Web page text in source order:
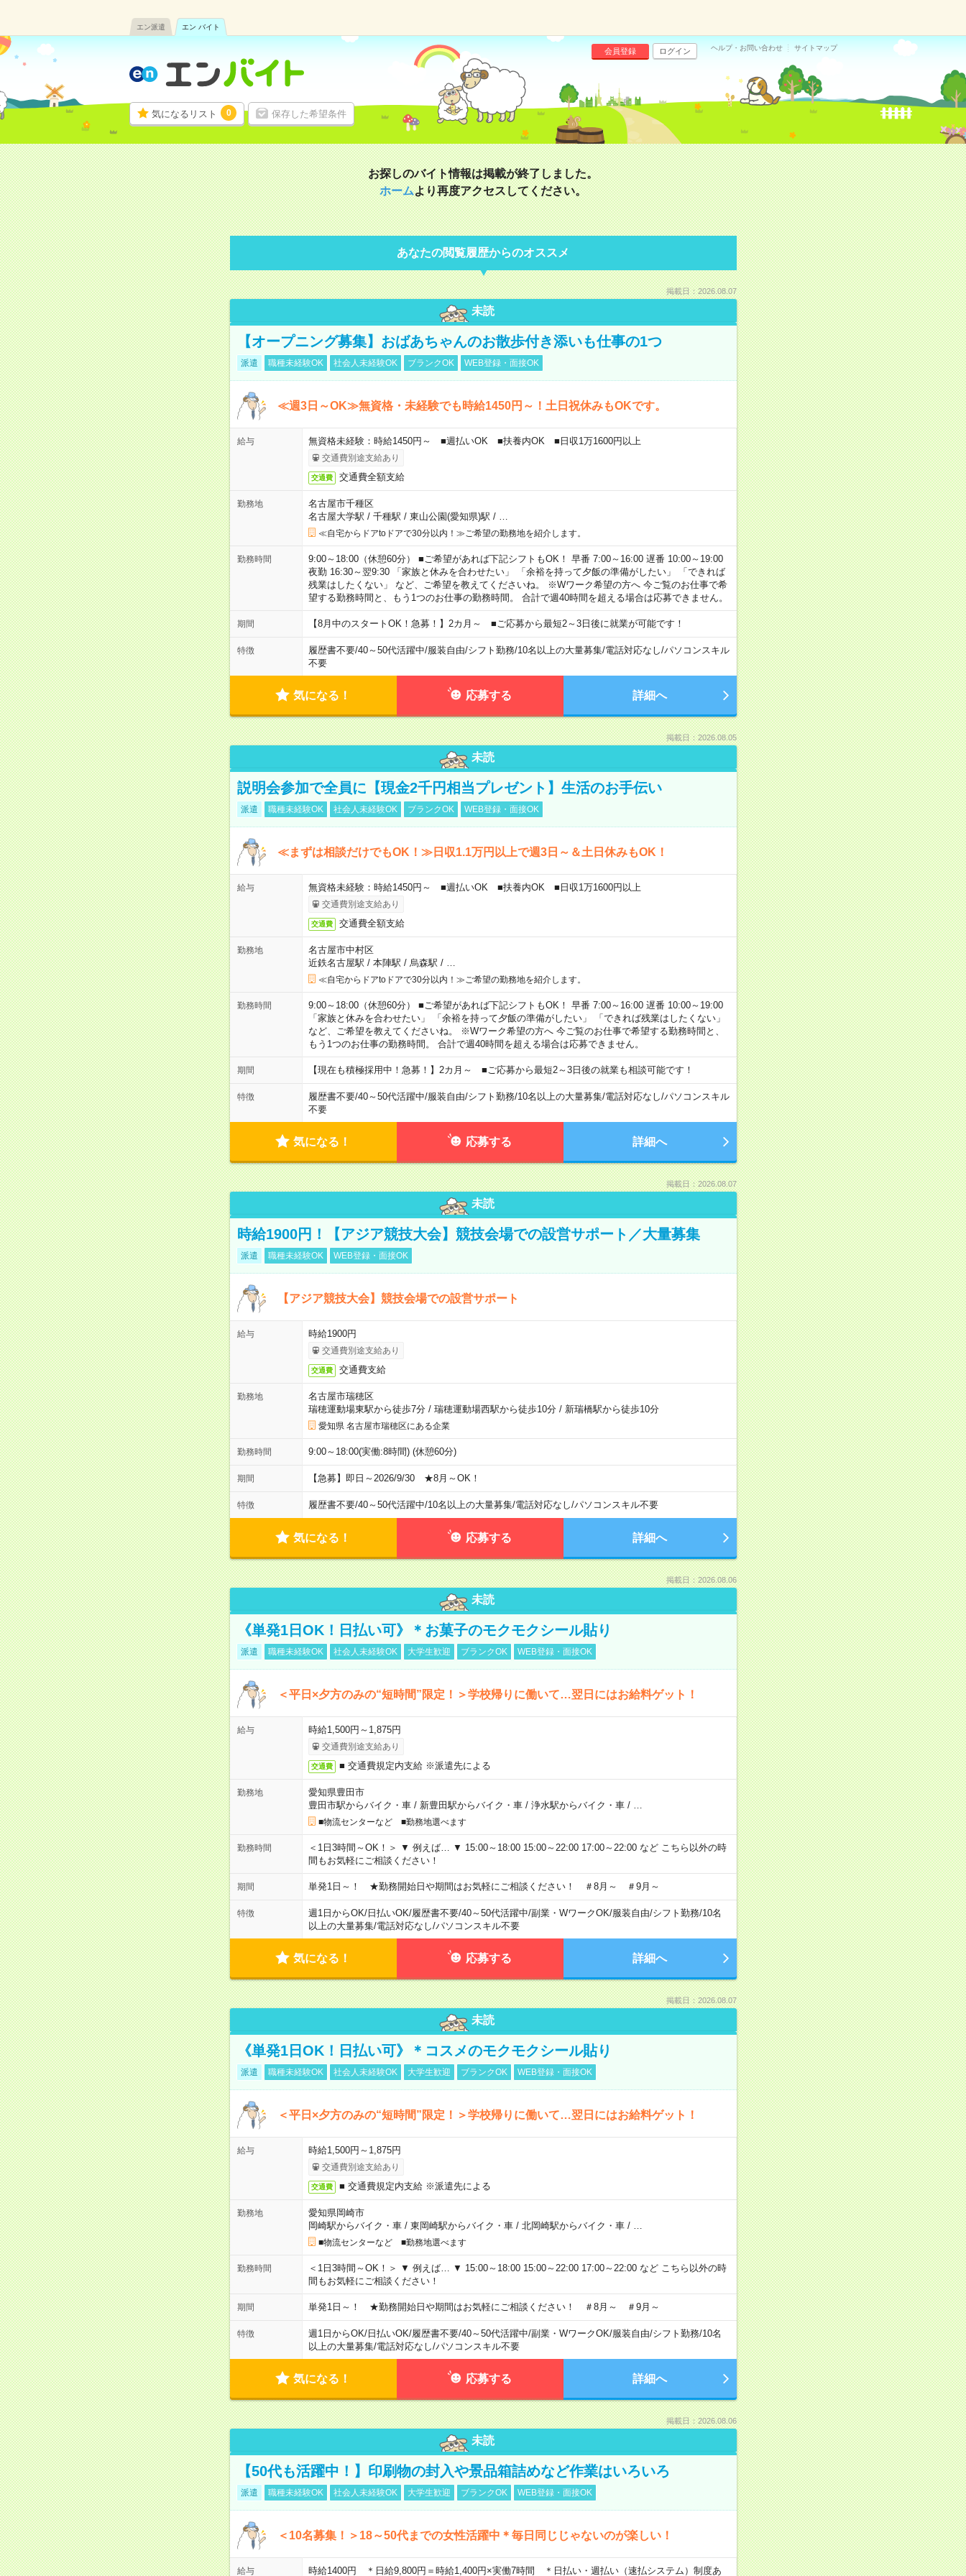
エン派遣 エン バイト
気になるリスト 0 保存した希望条件
会員登録 ログイン ヘルプ・お問い合わせ サイトマップ
お探しのバイト情報は掲載が終了しました。
ホームより再度アクセスしてください。
あなたの閲覧履歴からのオススメ
掲載日：2026.08.07
未読
【オープニング募集】おばあちゃんのお散歩付き添いも仕事の1つ
派遣 職種未経験OK 社会人未経験OK ブランクOK WEB登録・面接OK
≪週3日～OK≫無資格・未経験でも時給1450円～！土日祝休みもOKです。
給与 無資格未経験：時給1450円～ ■週払いOK ■扶養内OK ■日収1万1600円以上
交通費別途支給あり
交通費 交通費全額支給
勤務地
名古屋市千種区
名古屋大学駅 / 千種駅 / 東山公園(愛知県)駅 / …
≪自宅からドアtoドアで30分以内！≫ご希望の勤務地を紹介します。
勤務時間
9:00～18:00（休憩60分） ■ご希望があれば下記シフトもOK！ 早番 7:00～16:00 遅番 10:00～19:00
夜勤 16:30～翌9:30 「家族と休みを合わせたい」 「余裕を持って夕飯の準備がしたい」 「できれば
残業はしたくない」 など、ご希望を教えてくださいね。 ※Wワーク希望の方へ 今ご覧のお仕事で希
望する勤務時間と、もう1つのお仕事の勤務時間。 合計で週40時間を超える場合は応募できません。
期間 【8月中のスタートOK！急募！】2カ月～ ■ご応募から最短2～3日後に就業が可能です！
特徴 履歴書不要/40～50代活躍中/服装自由/シフト勤務/10名以上の大量募集/電話対応なし/パソコンスキル
不要
気になる！ 応募する 詳細へ
掲載日：2026.08.05
未読
説明会参加で全員に【現金2千円相当プレゼント】生活のお手伝い
派遣 職種未経験OK 社会人未経験OK ブランクOK WEB登録・面接OK
≪まずは相談だけでもOK！≫日収1.1万円以上で週3日～＆土日休みもOK！
給与 無資格未経験：時給1450円～ ■週払いOK ■扶養内OK ■日収1万1600円以上
交通費別途支給あり
交通費 交通費全額支給
勤務地
名古屋市中村区
近鉄名古屋駅 / 本陣駅 / 烏森駅 / …
≪自宅からドアtoドアで30分以内！≫ご希望の勤務地を紹介します。
勤務時間
9:00～18:00（休憩60分） ■ご希望があれば下記シフトもOK！ 早番 7:00～16:00 遅番 10:00～19:00
「家族と休みを合わせたい」 「余裕を持って夕飯の準備がしたい」 「できれば残業はしたくない」
など、ご希望を教えてくださいね。 ※Wワーク希望の方へ 今ご覧のお仕事で希望する勤務時間と、
もう1つのお仕事の勤務時間。 合計で週40時間を超える場合は応募できません。
期間 【現在も積極採用中！急募！】2カ月～ ■ご応募から最短2～3日後の就業も相談可能です！
特徴 履歴書不要/40～50代活躍中/服装自由/シフト勤務/10名以上の大量募集/電話対応なし/パソコンスキル
不要
気になる！ 応募する 詳細へ
掲載日：2026.08.07
未読
時給1900円！【アジア競技大会】競技会場での設営サポート／大量募集
派遣 職種未経験OK WEB登録・面接OK
【アジア競技大会】競技会場での設営サポート
給与 時給1900円
交通費別途支給あり
交通費 交通費支給
勤務地
名古屋市瑞穂区
瑞穂運動場東駅から徒歩7分/ 瑞穂運動場西駅から徒歩10分/ 新瑞橋駅から徒歩10分
愛知県 名古屋市瑞穂区にある企業
勤務時間 9:00～18:00(実働:8時間) (休憩60分)
期間 【急募】即日～2026/9/30 ★8月～OK！
特徴 履歴書不要/40～50代活躍中/10名以上の大量募集/電話対応なし/パソコンスキル不要
気になる！ 応募する 詳細へ
掲載日：2026.08.06
未読
《単発1日OK！日払い可》＊お菓子のモクモクシール貼り
派遣 職種未経験OK 社会人未経験OK 大学生歓迎 ブランクOK WEB登録・面接OK
＜平日×夕方のみの“短時間”限定！＞学校帰りに働いて…翌日にはお給料ゲット！
給与 時給1,500円～1,875円
交通費別途支給あり
交通費 ■ 交通費規定内支給 ※派遣先による
勤務地
愛知県豊田市
豊田市駅からバイク・車/ 新豊田駅からバイク・車/ 浄水駅からバイク・車/ …
■物流センターなど ■勤務地選べます
勤務時間
＜1日3時間～OK！＞ ▼ 例えば… ▼ 15:00～18:00 15:00～22:00 17:00～22:00 など こちら以外の時
間もお気軽にご相談ください！
期間 単発1日～！ ★勤務開始日や期間はお気軽にご相談ください！ ＃8月～ ＃9月～
特徴 週1日からOK/日払いOK/履歴書不要/40～50代活躍中/副業・WワークOK/服装自由/シフト勤務/10名
以上の大量募集/電話対応なし/パソコンスキル不要
気になる！ 応募する 詳細へ
掲載日：2026.08.07
未読
《単発1日OK！日払い可》＊コスメのモクモクシール貼り
派遣 職種未経験OK 社会人未経験OK 大学生歓迎 ブランクOK WEB登録・面接OK
＜平日×夕方のみの“短時間”限定！＞学校帰りに働いて…翌日にはお給料ゲット！
給与 時給1,500円～1,875円
交通費別途支給あり
交通費 ■ 交通費規定内支給 ※派遣先による
勤務地
愛知県岡崎市
岡崎駅からバイク・車/ 東岡崎駅からバイク・車/ 北岡崎駅からバイク・車/ …
■物流センターなど ■勤務地選べます
勤務時間
＜1日3時間～OK！＞ ▼ 例えば… ▼ 15:00～18:00 15:00～22:00 17:00～22:00 など こちら以外の時
間もお気軽にご相談ください！
期間 単発1日～！ ★勤務開始日や期間はお気軽にご相談ください！ ＃8月～ ＃9月～
特徴 週1日からOK/日払いOK/履歴書不要/40～50代活躍中/副業・WワークOK/服装自由/シフト勤務/10名
以上の大量募集/電話対応なし/パソコンスキル不要
気になる！ 応募する 詳細へ
掲載日：2026.08.06
未読
【50代も活躍中！】印刷物の封入や景品箱詰めなど作業はいろいろ
派遣 職種未経験OK 社会人未経験OK 大学生歓迎 ブランクOK WEB登録・面接OK
＜10名募集！＞18～50代までの女性活躍中＊毎日同じじゃないのが楽しい！
給与 時給1400円 ＊日給9,800円＝時給1,400円×実働7時間 ＊日払い・週払い（速払システム）制度あ